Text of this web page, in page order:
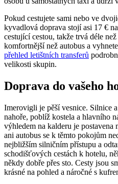
Pokud cestujete sami nebo ve
kyvadlová doprava stojí asi 17 €
cestující cestou, takže trvá déle
komfortnější než autobus a
přehled letištních transferů
velikosti skupin.
Doprava do vašeho
Imerovigli je pěší vesnice. Silnice
nahoře, poblíž kostela a hlavního
výhledem na kalderu je postavena
ani autobus se k těmto pokojům
nejbližším silničním přístupu a
schodišťových cestách k hotelu,
někdy dobře přes sto. Cesty jsou
krásné na pohled a náročné s